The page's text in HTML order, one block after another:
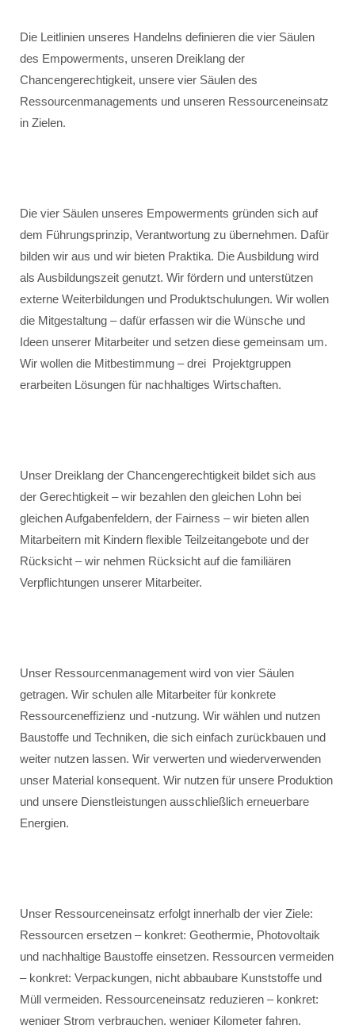
Die Leitlinien unseres Handelns definieren die vier Säulen
des Empowerments, unseren Dreiklang der
Chancengerechtigkeit, unsere vier Säulen des
Ressourcenmanagements und unseren Ressourceneinsatz
in Zielen.
Die vier Säulen unseres Empowerments gründen sich auf
dem Führungsprinzip, Verantwortung zu übernehmen. Dafür
bilden wir aus und wir bieten Praktika. Die Ausbildung wird
als Ausbildungszeit genutzt. Wir fördern und unterstützen
externe Weiterbildungen und Produktschulungen. Wir wollen
die Mitgestaltung – dafür erfassen wir die Wünsche und
Ideen unserer Mitarbeiter und setzen diese gemeinsam um.
Wir wollen die Mitbestimmung – drei Projektgruppen
erarbeiten Lösungen für nachhaltiges Wirtschaften.
Unser Dreiklang der Chancengerechtigkeit bildet sich aus
der Gerechtigkeit – wir bezahlen den gleichen Lohn bei
gleichen Aufgabenfeldern, der Fairness – wir bieten allen
Mitarbeitern mit Kindern flexible Teilzeitangebote und der
Rücksicht – wir nehmen Rücksicht auf die familiären
Verpflichtungen unserer Mitarbeiter.
Unser Ressourcenmanagement wird von vier Säulen
getragen. Wir schulen alle Mitarbeiter für konkrete
Ressourceneffizienz und -nutzung. Wir wählen und nutzen
Baustoffe und Techniken, die sich einfach zurückbauen und
weiter nutzen lassen. Wir verwerten und wiederverwenden
unser Material konsequent. Wir nutzen für unsere Produktion
und unsere Dienstleistungen ausschließlich erneuerbare
Energien.
Unser Ressourceneinsatz erfolgt innerhalb der vier Ziele:
Ressourcen ersetzen – konkret: Geothermie, Photovoltaik
und nachhaltige Baustoffe einsetzen. Ressourcen vermeiden
– konkret: Verpackungen, nicht abbaubare Kunststoffe und
Müll vermeiden. Ressourceneinsatz reduzieren – konkret:
weniger Strom verbrauchen, weniger Kilometer fahren,